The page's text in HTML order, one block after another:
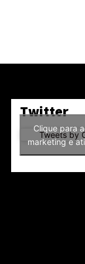
Twitter
Tweets by
Clique para
marketing e